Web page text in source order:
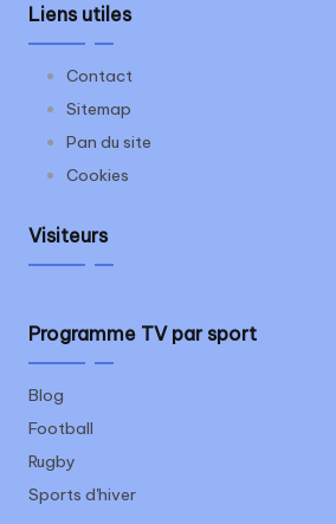
Liens utiles
Contact
Sitemap
Pan du site
Cookies
Visiteurs
Programme TV par sport
Blog
Football
Rugby
Sports d'hiver